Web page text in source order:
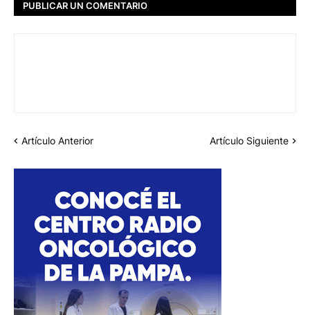
PUBLICAR UN COMENTARIO
Artículo Anterior Artículo Siguiente